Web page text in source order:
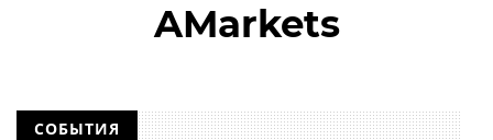
AMarkets
СОБЫТИЯ